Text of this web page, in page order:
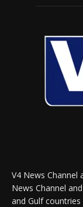
V4 News Channel
News Channel
and Gulf